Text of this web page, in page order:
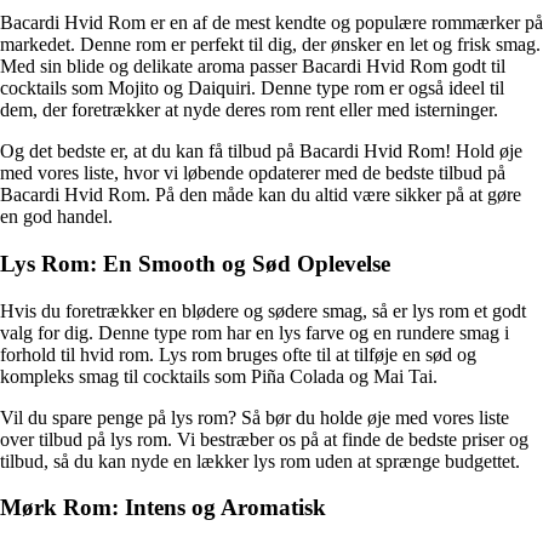
Bacardi Hvid Rom er en af de mest kendte og populære rommærker på
markedet. Denne rom er perfekt til dig, der ønsker en let og frisk smag.
Med sin blide og delikate aroma passer Bacardi Hvid Rom godt til
cocktails som Mojito og Daiquiri. Denne type rom er også ideel til
dem, der foretrækker at nyde deres rom rent eller med isterninger.
Og det bedste er, at du kan få tilbud på Bacardi Hvid Rom! Hold øje
med vores liste, hvor vi løbende opdaterer med de bedste tilbud på
Bacardi Hvid Rom. På den måde kan du altid være sikker på at gøre
en god handel.
Lys Rom: En Smooth og Sød Oplevelse
Hvis du foretrækker en blødere og sødere smag, så er lys rom et godt
valg for dig. Denne type rom har en lys farve og en rundere smag i
forhold til hvid rom. Lys rom bruges ofte til at tilføje en sød og
kompleks smag til cocktails som Piña Colada og Mai Tai.
Vil du spare penge på lys rom? Så bør du holde øje med vores liste
over tilbud på lys rom. Vi bestræber os på at finde de bedste priser og
tilbud, så du kan nyde en lækker lys rom uden at sprænge budgettet.
Mørk Rom: Intens og Aromatisk